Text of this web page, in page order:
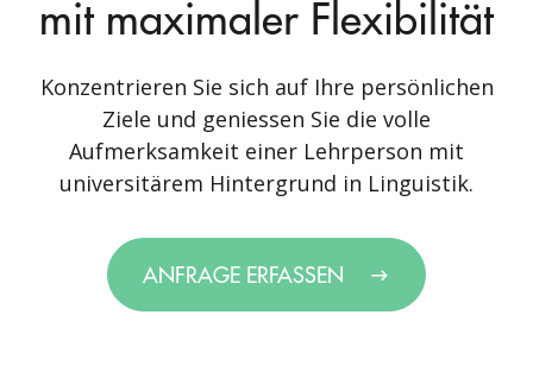
mit maximaler Flexibilität
Konzentrieren Sie sich auf Ihre persönlichen
Ziele und geniessen Sie die volle
Aufmerksamkeit einer Lehrperson mit
universitärem Hintergrund in Linguistik.
ANFRAGE ERFASSEN